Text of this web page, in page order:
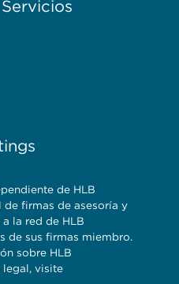
Servicios
de HLB
de firmas de asesoría y
la red de HLB
de sus firmas miembro.
sobre HLB
legal, visite